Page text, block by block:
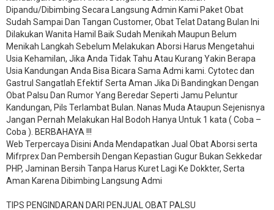
Dipandu/Dibimbing Secara Langsung Admin Kami Paket Obat
Sudah Sampai Dan Tangan Customer, Obat Telat Datang Bulan Ini
Dilakukan Wanita Hamil Baik Sudah Menikah Maupun Belum
Menikah Langkah Sebelum Melakukan Aborsi Harus Mengetahui
Usia Kehamilan, Jika Anda Tidak Tahu Atau Kurang Yakin Berapa
Usia Kandungan Anda Bisa Bicara Sama Admi kami. Cytotec dan
Gastrul Sangatlah Efektif Serta Aman Jika Di Bandingkan Dengan
Obat Palsu Dan Rumor Yang Beredar Seperti Jamu Peluntur
Kandungan, Pils Terlambat Bulan. Nanas Muda Ataupun Sejenisnya
Jangan Pernah Melakukan Hal Bodoh Hanya Untuk 1 kata ( Coba –
Coba ). BERBAHAYA !!!
Web Terpercaya Disini Anda Mendapatkan Jual Obat Aborsi serta
Mifrprex Dan Pembersih Dengan Kepastian Gugur Bukan Sekkedar
PHP, Jaminan Bersih Tanpa Harus Kuret Lagi Ke Dokkter, Serta
Aman Karena Dibimbing Langsung Admi
TIPS PENGINDARAN DARI PENJUAL OBAT PALSU